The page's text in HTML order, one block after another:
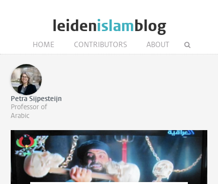
leidenislamblog
HOME CONTRIBUTORS ABOUT
Petra Sijpesteijn
Professor of
Arabic